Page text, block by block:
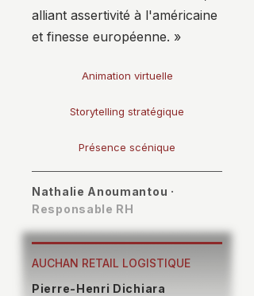
alliant assertivité à l'américaine
et finesse européenne. »
Animation virtuelle
Storytelling stratégique
Présence scénique
Nathalie Anoumantou ·
Responsable RH
AUCHAN RETAIL LOGISTIQUE
Pierre-Henri Dichiara